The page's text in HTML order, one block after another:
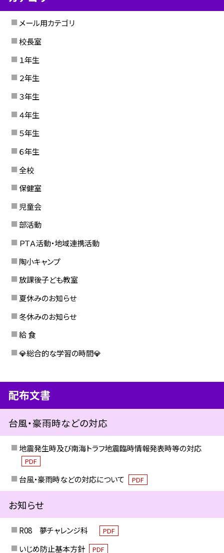
メール用カテゴリ
校長室
１年生
２年生
３年生
４年生
５年生
６年生
全校
保健室
児童会
部活動
ＰＴＡ活動・地域連携活動
陶小キャンプ
放課後子ども教室
夏休みのお知らせ
冬休みのお知らせ
給 食
💎総合的な学習の時間💎
配布文書
台風・豪雨時などの対応
地震発生時及び南海トラフ地震臨時情報発表時等の対応
PDF
台風・豪雨時などの対応について PDF
お知らせ
R08 夢チャレンジ科 PDF
いじめ防止基本方針 PDF